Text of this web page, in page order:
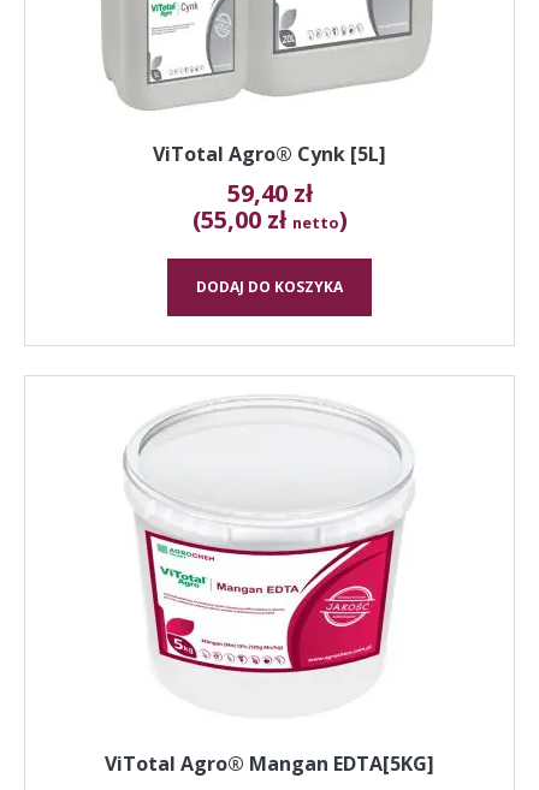
ViTotal Agro® Cynk [5L]
59,40 zł
(55,00 zł netto)
DODAJ DO KOSZYKA
ViTotal Agro® Mangan EDTA[5KG]